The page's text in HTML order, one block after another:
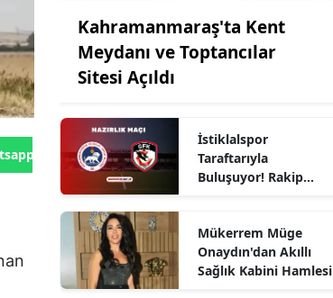
Gönder
Kahramanmaraş'ta Kent
Meydanı ve Toptancılar
Sitesi Açıldı
İstiklalspor
Taraftarıyla
Buluşuyor! Rakip
Mükerrem Müge
Onaydın'dan Akıllı
Sağlık Kabini Hamlesi